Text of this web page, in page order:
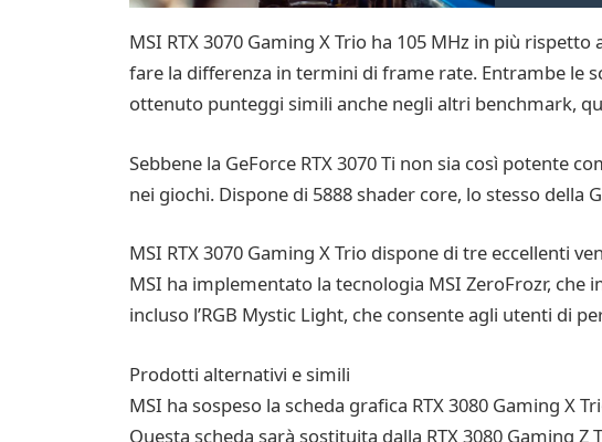
MSI RTX 3070 Gaming X Trio ha 105 MHz in più
fare la differenza in termini di frame rate. Entrambe le
ottenuto punteggi simili anche negli altri benchmark,
Sebbene la GeForce RTX 3070 Ti non sia così potente
nei giochi. Dispone di 5888 shader core, lo stesso della
MSI RTX 3070 Gaming X Trio dispone di tre eccellenti
MSI ha implementato la tecnologia MSI ZeroFrozr, che
incluso l’RGB Mystic Light, che consente agli utenti di
Prodotti alternativi e simili
MSI ha sospeso la scheda grafica RTX 3080 Gaming
Questa scheda sarà sostituita dalla RTX 3080 Gaming